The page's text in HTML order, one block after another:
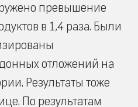
превышение
в 1,4 раза. Были
отложений на
Результаты тоже
По результатам